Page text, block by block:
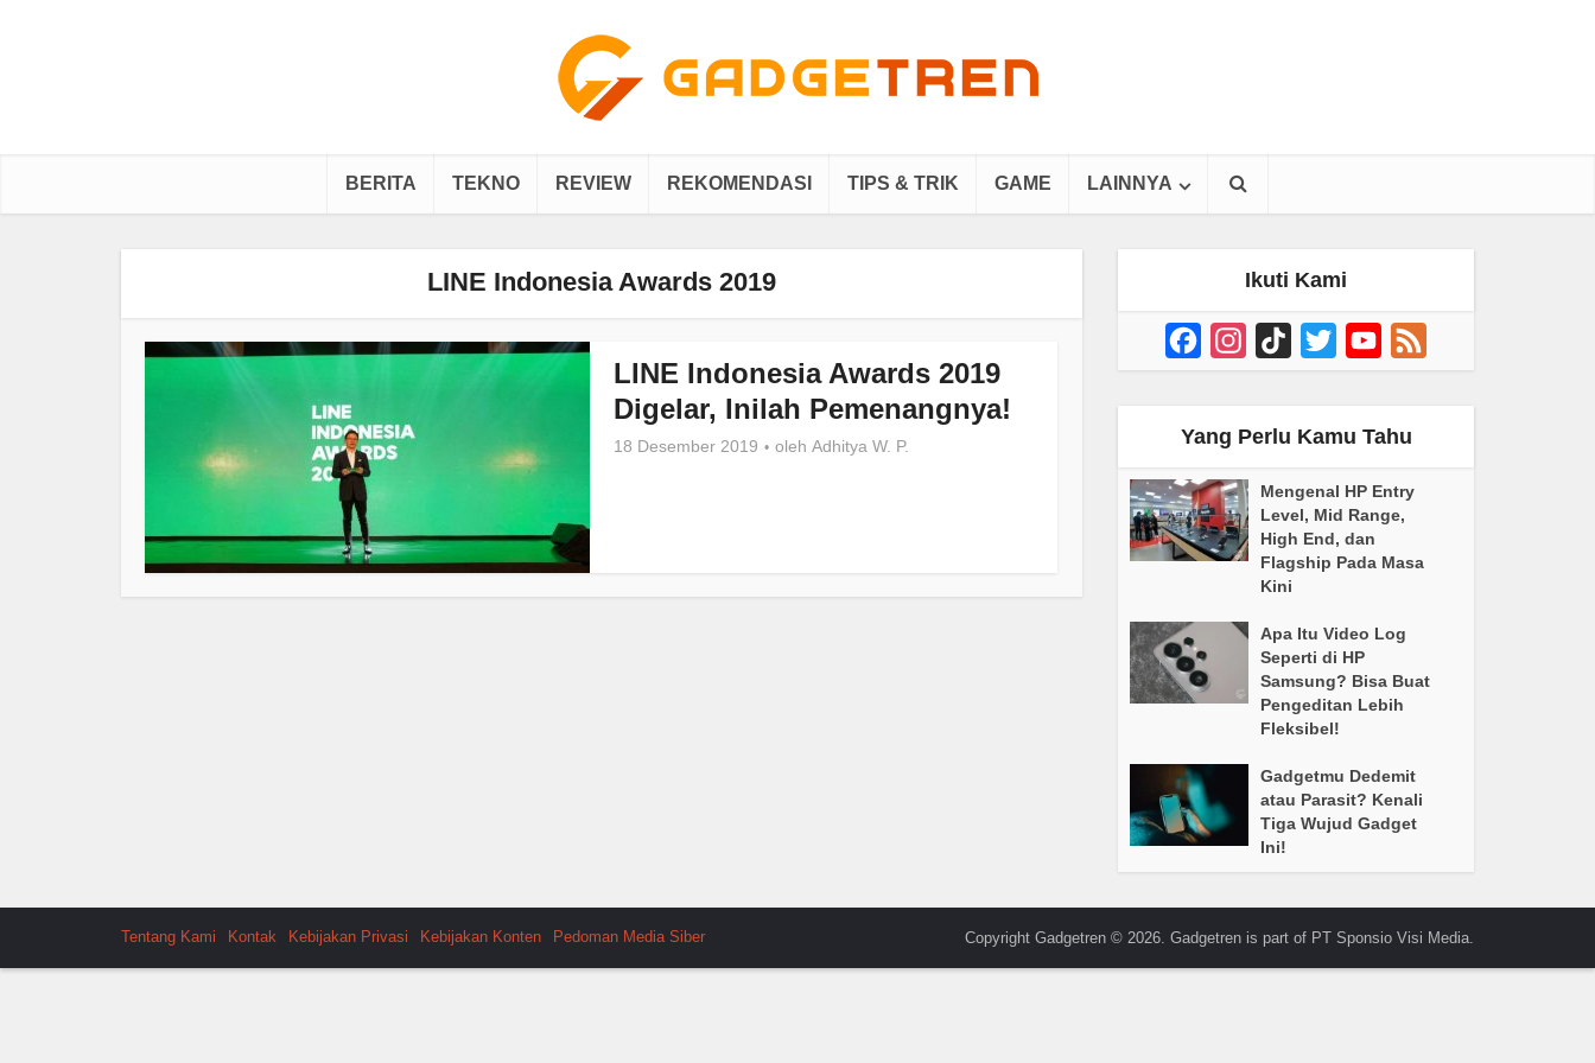
BERITA TEKNO REVIEW REKOMENDASI TIPS & TRIK GAME LAINNYA
LINE Indonesia Awards 2019
LINE Indonesia Awards 2019
Digelar, Inilah Pemenangnya!
18 Desember 2019 oleh Adhitya W. P.
Ikuti Kami
FacebookInstagram
TikTok Twitter YouTube
Channel
Yang Perlu Kamu Tahu
Mengenal HP Entry
Level, Mid Range,
High End, dan
Flagship Pada Masa
Kini
Apa Itu Video Log
Seperti di HP
Samsung? Bisa Buat
Pengeditan Lebih
Fleksibel!
Gadgetmu Dedemit
atau Parasit? Kenali
Tiga Wujud Gadget
Ini!
Tentang Kami Kontak Kebijakan Privasi Kebijakan Konten Pedoman Media Siber Copyright Gadgetren © 2026. Gadgetren is part of PT Sponsio Visi Media.